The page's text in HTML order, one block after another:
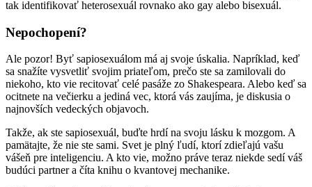
tak identifikovať heterosexuál rovnako ako gay alebo bisexuál.
Nepochopení?
Ale pozor! Byť sapiosexuálom má aj svoje úskalia. Napríklad, keď
sa snažíte vysvetliť svojim priateľom, prečo ste sa zamilovali do
niekoho, kto vie recitovať celé pasáže zo Shakespeara. Alebo keď sa
ocitnete na večierku a jediná vec, ktorá vás zaujíma, je diskusia o
najnovších vedeckých objavoch.
Takže, ak ste sapiosexuál, buďte hrdí na svoju lásku k mozgom. A
pamätajte, že nie ste sami. Svet je plný ľudí, ktorí zdieľajú vašu
vášeň pre inteligenciu. A kto vie, možno práve teraz niekde sedí váš
budúci partner a číta knihu o kvantovej mechanike.